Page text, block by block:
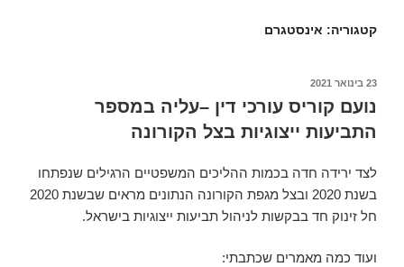
קטגוריה: אינסטגרם
פורסם
23 בינואר 2021
נועם קוריס עורכי דין –עליה במספר
התביעות ייצוגיות בצל הקורונה
לצד ירידה חדה בכמות ההליכים המשפטיים הרגילים שנפתחו
בשנת 2020 ובצל מגפת הקורונה הנתונים מראים שבשנת 2020
חל זינוק חד בבקשות לניהול תביעות ייצוגיות בישראל.
ועוד כמה מאמרים שכתבתי: